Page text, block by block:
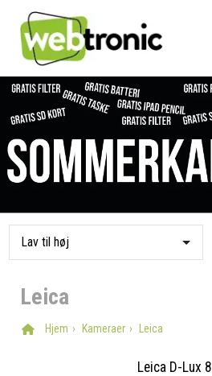
Leica
Hjem Kameraer Leica
Leica D-Lux 8